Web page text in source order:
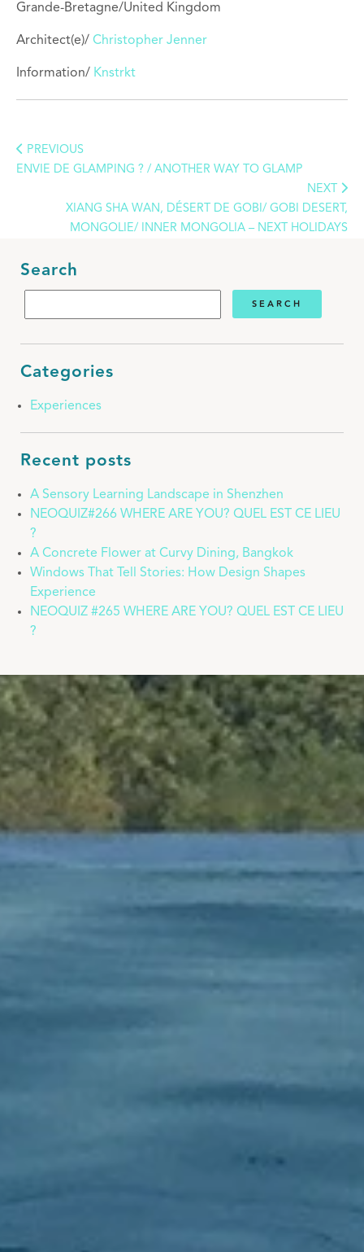
Grande-Bretagne/United Kingdom
Architect(e)/ Christopher Jenner
Information/ Knstrkt
PREVIOUS
ENVIE DE GLAMPING ? / ANOTHER WAY TO GLAMP
NEXT
XIANG SHA WAN, DÉSERT DE GOBI/ GOBI DESERT,
MONGOLIE/ INNER MONGOLIA – NEXT HOLIDAYS
Search
Categories
Experiences
Recent posts
A Sensory Learning Landscape in Shenzhen
NEOQUIZ#266 WHERE ARE YOU? QUEL EST CE LIEU
?
A Concrete Flower at Curvy Dining, Bangkok
Windows That Tell Stories: How Design Shapes
Experience
NEOQUIZ #265 WHERE ARE YOU? QUEL EST CE LIEU
?